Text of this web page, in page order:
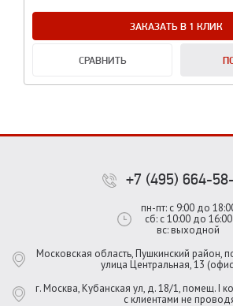
ЗАКАЗАТЬ В 1 КЛИК
СРАВНИТЬ
+7 (495) 664-
пн-пт: с 9:00 до
сб: с 10:00 до 16:00
вс: выходной
Московская область, Пушкинский район,
улица Центральная, 13
г. Москва, Кубанская ул, д. 18/1, помещ. I
с клиентами не